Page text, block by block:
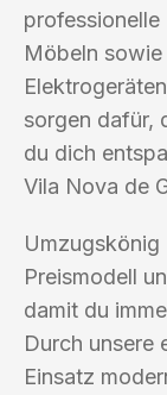
Möbeln
sorgen dafür,
du dich
Vila Nova de
Umzugskönig
Preismodell
damit du
Durch unsere
Einsatz